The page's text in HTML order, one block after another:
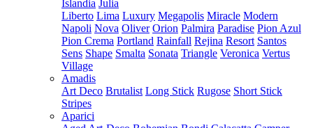
Islandia Julia
Liberto Lima Luxury Megapolis Miracle Modern
Napoli Nova Oliver Orion Palmira Paradise Pion Azul
Pion Crema Portland Rainfall Rejina Resort Santos
Sens Shape Smalta Sonata Triangle Veronica Vertus
Village
Amadis
Art Deco Brutalist Long Stick Rugose Short Stick
Stripes
Aparici